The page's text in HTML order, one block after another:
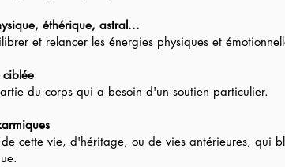
éthérique, astral...
et relancer les énergies physiques et
ciblée
du corps qui a besoin d'un soutien particulier.
de cette vie, d'héritage, ou de vies antérieures, qui